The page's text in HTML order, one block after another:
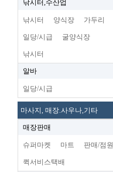
낚시터,수산업
낚시터 양식장 가두리
일당/시급 굴양식장
낚시터
알바
일당/시급
마사지, 매장.사우나,기타
매장판매
슈퍼마켓 마트 판매/점원
퀵서비스택배